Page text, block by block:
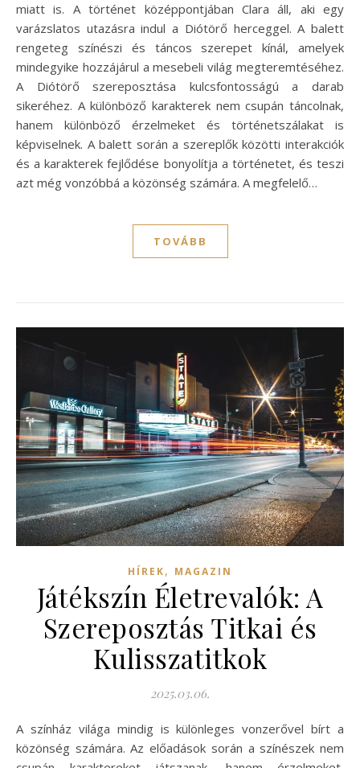
miatt is. A történet középpontjában Clara áll, aki egy
varázslatos utazásra indul a Diótörő herceggel. A balett
rengeteg színészi és táncos szerepet kínál, amelyek
mindegyike hozzájárul a mesebeli világ megteremtéséhez.
A Diótörő szereposztása kulcsfontosságú a darab
sikeréhez. A különböző karakterek nem csupán táncolnak,
hanem különböző érzelmeket és történetszálakat is
képviselnek. A balett során a szereplők közötti interakciók
és a karakterek fejlődése bonyolítja a történetet, és teszi
azt még vonzóbbá a közönség számára. A megfelelő…
TOVÁBB
HÍREK, MAGAZIN
Játékszín Életrevalók: A
Szereposztás Titkai és
Kulisszatitkok
2025.03.06.
A színház világa mindig is különleges vonzerővel bírt a
közönség számára. Az előadások során a színészek nem